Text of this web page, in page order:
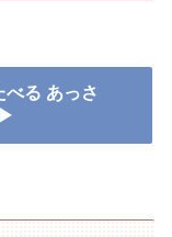
る あっさ